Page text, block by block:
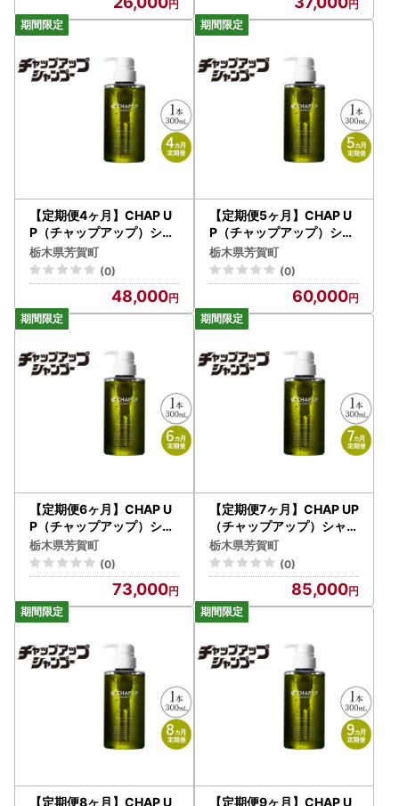
【定期便4ヶ月】CHAP U
P（チャップアップ）シャ
ンプー
栃木県芳賀町
(0)
48,000
【定期便5ヶ月】CHAP U
P（チャップアップ）シャ
ンプー
栃木県芳賀町
(0)
60,000
【定期便6ヶ月】CHAP U
P（チャップアップ）シャ
ンプー
栃木県芳賀町
(0)
73,000
【定期便7ヶ月】CHAP UP
（チャップアップ）シャン
プー
栃木県芳賀町
(0)
85,000
【定期便8ヶ月】CHAP U
【定期便9ヶ月】CHAP U